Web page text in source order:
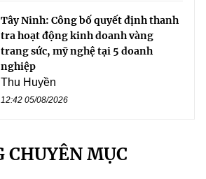
Tây Ninh: Công bố quyết định thanh
tra hoạt động kinh doanh vàng
trang sức, mỹ nghệ tại 5 doanh
nghiệp
Thu Huyền
12:42 05/08/2026
CHUYÊN MỤC